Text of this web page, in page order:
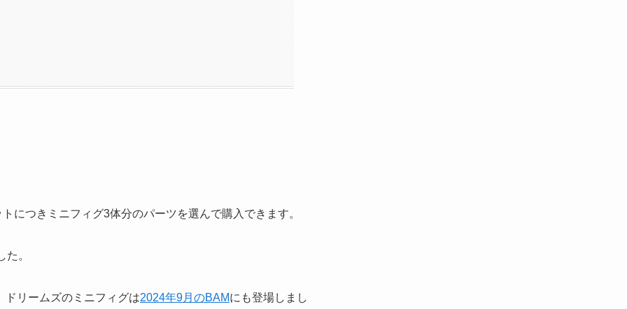
につきミニフィグ3体分のパーツを選んで購入できます。
。
ドリームズのミニフィグは2024年9月のBAMにも登場しまし